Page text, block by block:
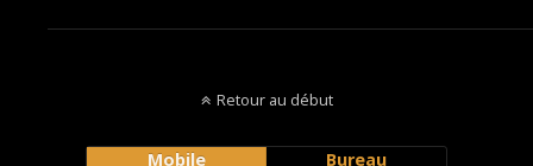
Retour au début
Mobile Bureau